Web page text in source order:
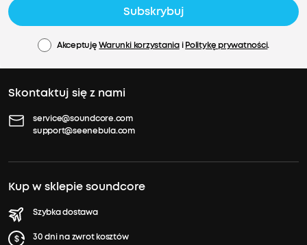
Subskrybuj
AkceptujęWarunki korzystaniaiPolitykę prywatności.
Skontaktuj się z nami
service@soundcore.com
support@seenebula.com
Kup w sklepie soundcore
Szybka dostawa
30 dni na zwrot kosztów